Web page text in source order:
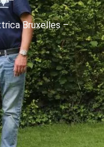
Bruxelles –